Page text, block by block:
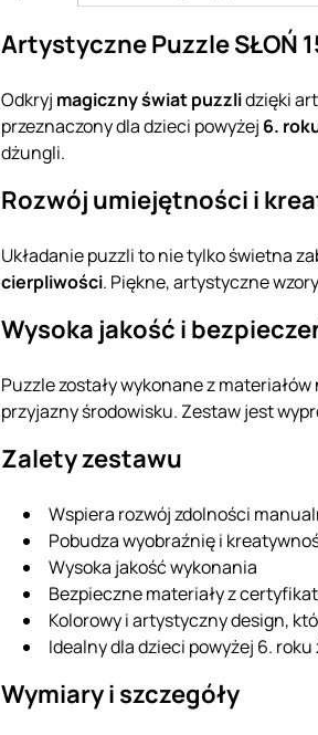
Artystyczne Puzzle SŁOŃ
Odkryj magiczny świat puzzlidzięki
przeznaczony dla dzieci powyżej 6.
dżungli.
Rozwój umiejętności i
Układanie puzzli to nie tylko świetna
cierpliwości. Piękne, artystyczne
Wysoka jakość i
Puzzle zostały wykonane z
przyjazny środowisku. Zestaw jest
Zalety zestawu
Wspiera rozwój zdolności
Pobudza wyobraźnię i
Wysoka jakość wykonania
Bezpieczne materiały z
Kolorowy i artystyczny design,
Idealny dla dzieci powyżej 6. roku
Wymiary i szczegóły